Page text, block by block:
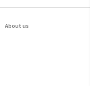
About us